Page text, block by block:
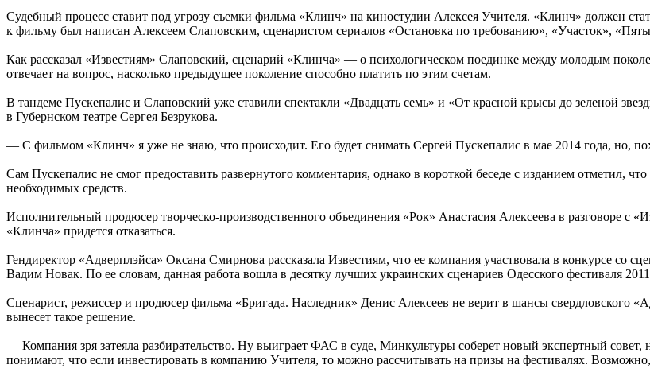
Судебный процесс ставит под угрозу съемки фильма «Клинч» на киностудии Алексея Учителя. «Клинч» должен
к фильму был написан Алексеем Слаповским, cценаристом сериалов «Остановка по требованию», «Участок»,
Как рассказал «Известиям» Слаповский, сценарий «Клинча» — о психологическом поединке между молодым
отвечает на вопрос, насколько предыдущее поколение способно платить по этим счетам.
В тандеме Пускепалис и Слаповский уже ставили спектакли «Двадцать семь» и «От красной крысы до зеленой
в Губернском театре Сергея Безрукова.
— С фильмом «Клинч» я уже не знаю, что происходит. Его будет снимать Сергей Пускепалис в мае 2014 года, но,
Сам Пускепалис не смог предоставить развернутого комментария, однако в короткой беседе с изданием отметил,
необходимых средств.
Исполнительный продюсер творческо-производственного объединения «Рок» Анастасия Алексеева в разговоре с
«Клинча» придется отказаться.
Гендиректор «Адверплэйса» Оксана Смирнова рассказала Известиям, что ее компания участвовала в конкурсе
Вадим Новак. По ее словам, данная работа вошла в десятку лучших украинских сценариев Одесского фестиваля
Сценарист, режиссер и продюсер фильма «Бригада. Наследник» Денис Алексеев не верит в шансы свердловского
вынесет такое решение.
— Компания зря затеяла разбирательство. Ну выиграет ФАС в суде, Минкультуры соберет новый экспертный
понимают, что если инвестировать в компанию Учителя, то можно рассчитывать на призы на фестивалях.